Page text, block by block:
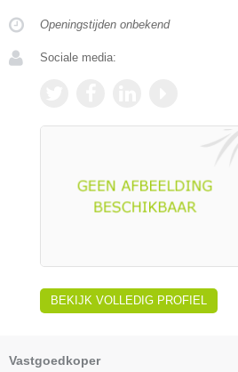
Openingstijden onbekend
Sociale media:
BEKIJK VOLLEDIG PROFIEL
Vastgoedkoper